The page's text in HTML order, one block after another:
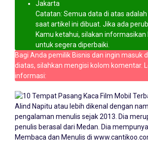
Catatan: Semua data di atas
saat artikel ini dibuat. Jika ada
Kamu ketahui, silakan informasikan
untuk segera diperbaiki.
Bagi Anda pemilik Bisnis dan ingin masuk
diatas, silahkan mengisi kolom komentar.
informasi:
Alind Napitu atau lebih dikenal dengan
pengalaman menulis sejak 2013. Dia
penulis berasal dari Medan. Dia
Membaca dan Menulis di